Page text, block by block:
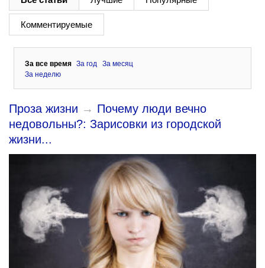
Комментируемые
За все время За год
За месяц
За неделю
Проза жизни → Почему люди вечно
недовольны?: Зарисовки из городской
жизни...